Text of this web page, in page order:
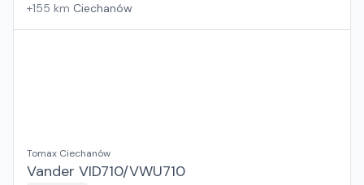
+155 km Ciechanów
Tomax Ciechanów
Vander VID710/VWU710